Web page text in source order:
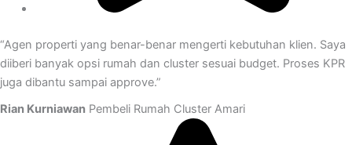
“Agen properti yang benar-benar mengerti kebutuhan klien. Saya
diiberi banyak opsi rumah dan cluster sesuai budget. Proses KPR
juga dibantu sampai approve.”
Rian Kurniawan Pembeli Rumah Cluster Amari